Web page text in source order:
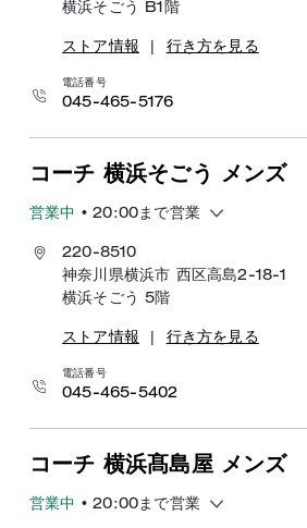
横浜そごう B1階
ストア情報 行き方を見る
電話番号
045-465-5176
コーチ 横浜そごう メンズ
営業中 • 20:00まで営業
220-8510
神奈川県横浜市 西区高島2-18-1
横浜そごう 5階
ストア情報 行き方を見る
電話番号
045-465-5402
コーチ 横浜髙島屋 メンズ
営業中 • 20:00まで営業